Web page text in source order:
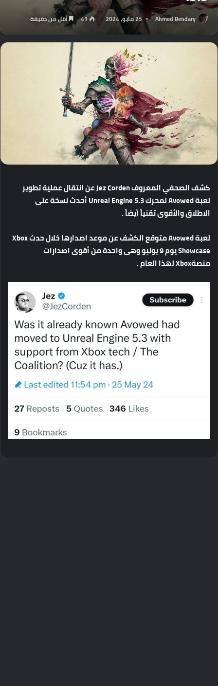
Ahmed Bendary 25 مايو، 2024 41 أقل من دقيقة
كشفالصحفيالمعروف عنانتقالعمليةتطوير
لعبة
لمحرك أحدثنسخةعلى
الاطلاقوالأقوىتقنياًأيضاً.
لعبة
متوقعالكشفعنموعداصدارهاخلالحدثXbox
Showcaseيوم يونيووهىواحدةمنأقوىاصدارات
منصةXboxلهذاالعام.